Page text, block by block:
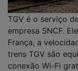
TGV é o serviço
empresa SNCF.
França, a
trens TGV são
conexão Wi-Fi